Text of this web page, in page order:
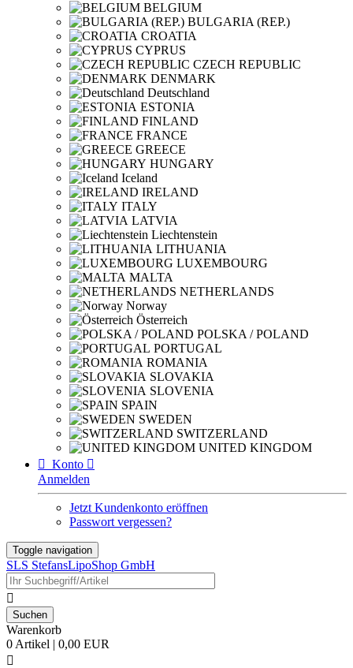
BELGIUM
BULGARIA (REP.)
CROATIA
CYPRUS
CZECH REPUBLIC
DENMARK
Deutschland
ESTONIA
FINLAND
FRANCE
GREECE
HUNGARY
Iceland
IRELAND
ITALY
LATVIA
Liechtenstein
LITHUANIA
LUXEMBOURG
MALTA
NETHERLANDS
Norway
Österreich
POLSKA / POLAND
PORTUGAL
ROMANIA
SLOVAKIA
SLOVENIA
SPAIN
SWEDEN
SWITZERLAND
UNITED KINGDOM
 Konto 
Anmelden
Jetzt Kundenkonto eröffnen
Passwort vergessen?
Toggle navigation
SLS StefansLipoShop GmbH

Warenkorb
0 Artikel | 0,00 EUR
